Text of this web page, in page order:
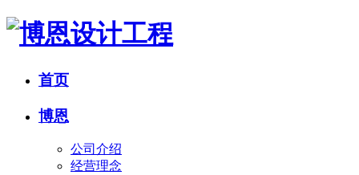
首页
博恩
公司介绍
经营理念